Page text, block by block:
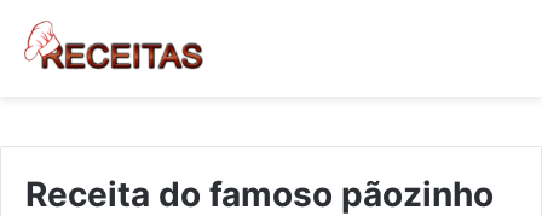
Receita do famoso pãozinho